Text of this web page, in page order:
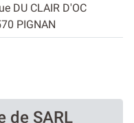
DU CLAIR D'OC
PIGNAN
de SARL